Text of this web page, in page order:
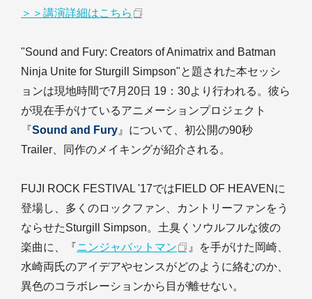
＞＞講演詳細はこちら
"Sound and Fury: Creators of Animatrix and Batman
Ninja Unite for Sturgill Simpson"と題された本セッシ
ョンは現地時間で7月20日 19：30より行われる。彼ら
が現在手がけているアニメーションプロジェクト
『Sound and Fury 』について、初公開の90秒
Trailer、同作のメイキングが紹介される。
FUJI ROCK FESTIVAL '17ではFIELD OF HEAVENに
登場し、多くのロックファン、カントリーファンをう
ならせたSturgill Simpson。土臭くソウルフルな彼の
楽曲に、『ニンジャバットマン
』を手がけた岡崎、
水崎両氏のアイデアやセンスがどのように絡むのか、
異色のコラボレーションから目が離せない。